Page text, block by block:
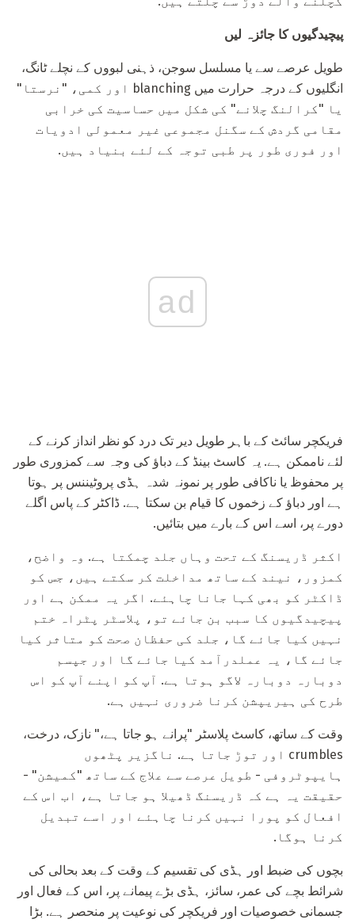
پیچیدگیوں کا جائزہ لیں
طویل عرصے سے یا مسلسل سوجن، ذہنی لبووں کے نچلے ٹانگ،
انگلیوں کے درجہ حرارت میں blanching اور کمی، "نرستا"
یا "کرالنگ چلانے" کی شکل میں حساسیت کی خرابی
مقامی گردش کے سگنل مجموعی غیر معمولی ادویات
اور فوری طور پر طبی توجہ کے لئے بنیاد ہیں.
ad
فریکچر سائٹ کے باہر طویل دیر تک درد کو نظر انداز کرنے کے
لئے ناممکن ہے. یہ کاسٹ بینڈ کے دباؤ کی وجہ سے کمزوری طور
پر محفوظ یا ناکافی طور پر نمونہ شدہ ہڈی پروٹیننس پر ہوتا
ہے اور دباؤ کے زخموں کا قیام بن سکتا ہے. ڈاکٹر کے پاس اگلے
دورے پر، اسے اس کے بارے میں بتائیں.
اکثر ڈریسنگ کے تحت وہاں جلد چمکتا ہے. وہ واضح،
کمزور، نیند کے ساتھ مداخلت کر سکتے ہیں، جس کو
ڈاکٹر کو بھی کہا جانا چاہئے. اگر یہ ممکن ہے اور
پیچیدگیوں کا سبب بن جائے تو، پلاسٹر پٹراہ ختم
نہیں کیا جائے گا، جلد کی حفظان صحت کو متاثر کیا
جائے گا، یہ عملدرآمد کیا جائے گا اور جپسم
دوبارہ دوبارہ لاگو ہوتا ہے. آپ کو اپنے آپ کو اس
طرح کی ہیریپشن کرنا ضروری نہیں ہے.
وقت کے ساتھ، کاسٹ پلاسٹر "پرانے ہو جاتا ہے،" نازک، درخت،
crumbles اور توڑ جاتا ہے. ناگزیر پٹھوں
ہایپوٹروفی - طویل عرصے سے علاج کے ساتھ "کمیشن" -
حقیقت یہ ہے کہ ڈریسنگ ڈھیلا ہو جاتا ہے، اب اس کے
افعال کو پورا نہیں کرنا چاہئے اور اسے تبدیل
کرنا ہوگا.
بچوں کی ضبط اور ہڈی کی تقسیم کے وقت کے بعد بحالی کی
شرائط بچے کی عمر، سائز، ہڈی بڑے پیمانے پر، اس کے فعال اور
جسمانی خصوصیات اور فریکچر کی نوعیت پر منحصر ہے. بڑا